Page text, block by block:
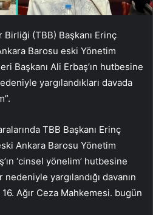
Birliği (TBB) Başkanı Erinç
Barosu eski Yönetim
Başkanı Ali Erbaş’ın hutbesine
yargılandıkları davada
TBB Başkanı Erinç
Ankara Barosu Yönetim
‘cinsel yönelim’ hutbesine
nedeniyle yargılandığı davanın
16. Ağır Ceza Mahkemesi. bugün